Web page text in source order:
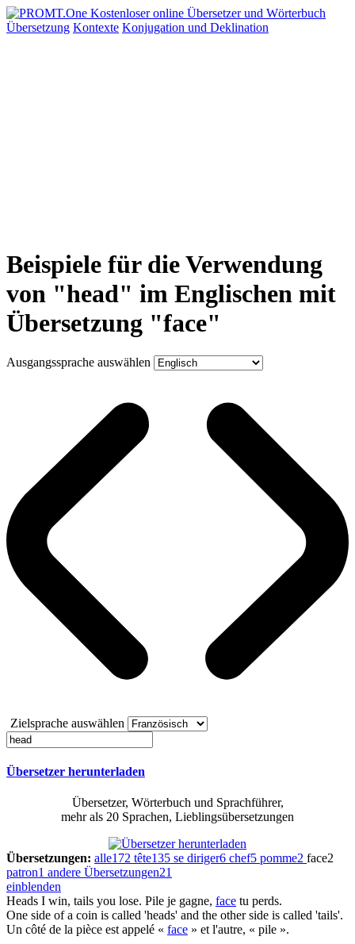
Übersetzung Kontexte Konjugation und Deklination
Beispiele für die Verwendung
von "head" im Englischen mit
Übersetzung "face"
Ausgangssprache auswählen
Zielsprache auswählen
Übersetzer herunterladen
Übersetzer, Wörterbuch und Sprachführer,
mehr als 20 Sprachen, Lieblingsübersetzungen
Übersetzungen: alle172 tête135 se diriger6 chef5 pomme2 face2
patron1 andere Übersetzungen21
einblenden
Heads I win, tails you lose. Pile je gagne, face tu perds.
One side of a coin is called 'heads' and the other side is called 'tails'.
Un côté de la pièce est appelé « face » et l'autre, « pile ».